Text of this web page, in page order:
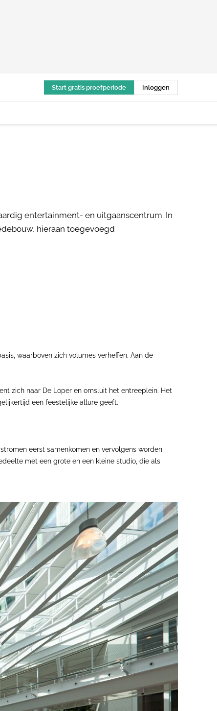
Start gratis proefperiode Inloggen
entertainment- en uitgaanscentrum. In
hieraan toegevoegd
waarboven zich volumes verheffen. Aan de
zich naar De Loper en omsluit het entreeplein. Het
een feestelijke allure geeft.
eerst samenkomen en vervolgens worden
met een grote en een kleine studio, die als